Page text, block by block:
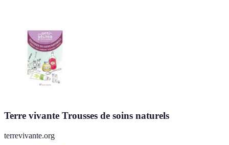
Terre vivante Trousses de soins naturels
terrevivante.org